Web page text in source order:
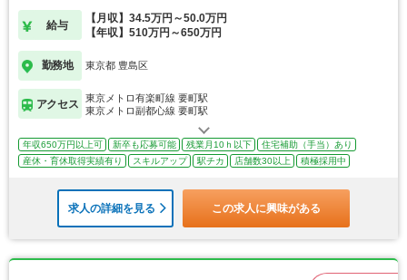
給与
【月収】34.5万円～50.0万円
【年収】510万円～650万円
勤務地 東京都 豊島区
アクセス
東京メトロ有楽町線 要町駅
東京メトロ副都心線 要町駅
年収650万円以上可 新卒も応募可能 残業月10ｈ以下
住宅補助（手当）あり
産休・育休取得実績有り
スキルアップ 駅チカ 店舗数30以上 積極採用中
求人の詳細を見る この求人に興味がある